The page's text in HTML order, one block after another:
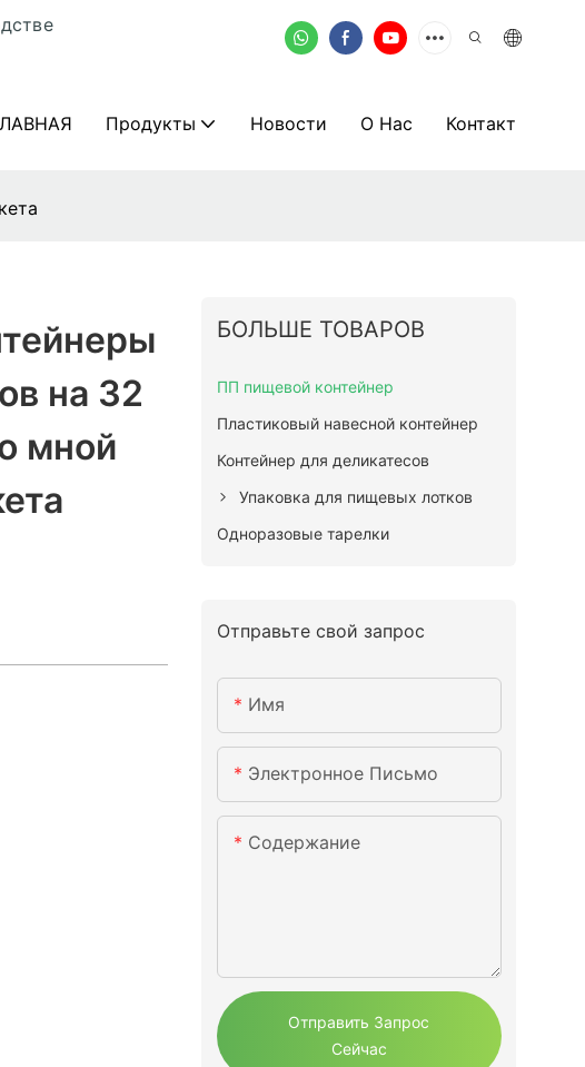
Продукты Новости О Нас Контакт
на 32
мной
БОЛЬШЕ ТОВАРОВ
ПП пищевой контейнер
Пластиковый навесной контейнер
Контейнер для деликатесов
Упаковка для пищевых лотков
Одноразовые тарелки
Отправьте свой запрос
Имя
Электронное Письмо
Содержание
Отправить Запрос
Сейчас